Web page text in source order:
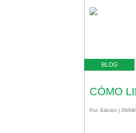
BLOG
CÓMO
Por: Edicion | 26/